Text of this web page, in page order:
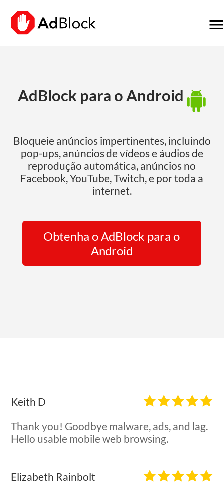
AdBlock para o Android
Bloqueie anúncios impertinentes, incluindo
pop-ups, anúncios de vídeos e áudios de
reprodução automática, anúncios no
Facebook, YouTube, Twitch, e por toda a
internet.
Obtenha o AdBlock para o
Android
Keith D
Thank you! Goodbye malware, ads, and lag.
Hello usable mobile web browsing.
Elizabeth Rainbolt